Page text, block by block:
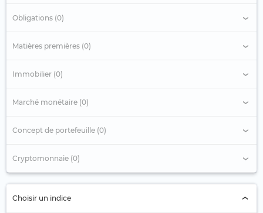
Obligations (0)
Matières premières (0)
Immobilier (0)
Marché monétaire (0)
Concept de portefeuille (0)
Cryptomonnaie (0)
Choisir un indice